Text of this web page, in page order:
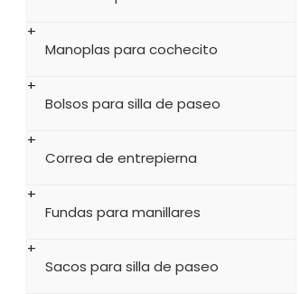
Manoplas para cochecito
Bolsos para silla de paseo
Correa de entrepierna
Fundas para manillares
Sacos para silla de paseo